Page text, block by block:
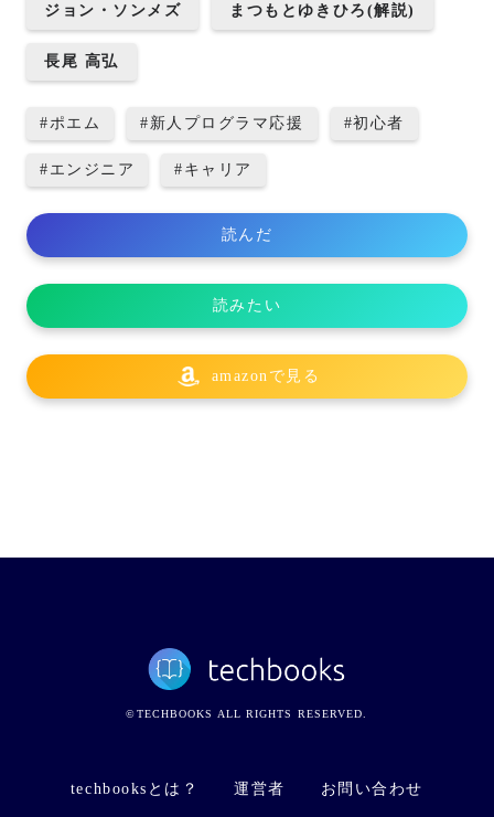
ジョン・ソンメズ まつもとゆきひろ(解説)
長尾 高弘
# ポエム # 新人プログラマ応援 #初心者
# エンジニア # キャリア
読んだ
読みたい
amazonで見る
©TECHBOOKS ALL RIGHTS RESERVED.
techbooksとは？ 運営者 お問い合わせ